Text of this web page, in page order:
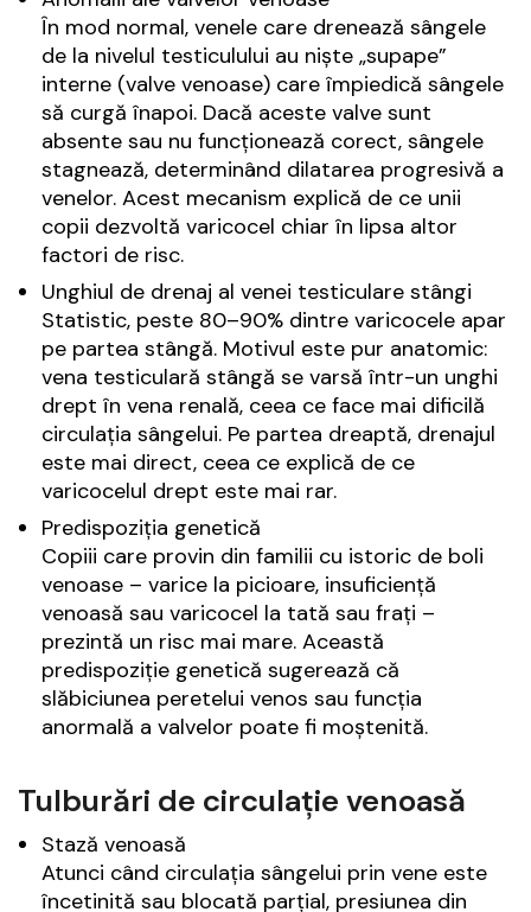
În mod normal, venele care drenează sângele
de la nivelul testiculului au niște „supape”
interne (valve venoase) care împiedică sângele
să curgă înapoi. Dacă aceste valve sunt
absente sau nu funcționează corect, sângele
stagnează, determinând dilatarea progresivă a
venelor. Acest mecanism explică de ce unii
copii dezvoltă varicocel chiar în lipsa altor
factori de risc.
Unghiul de drenaj al venei testiculare stângi
Statistic, peste 80–90% dintre varicocele apar
pe partea stângă. Motivul este pur anatomic:
vena testiculară stângă se varsă într-un unghi
drept în vena renală, ceea ce face mai dificilă
circulația sângelui. Pe partea dreaptă, drenajul
este mai direct, ceea ce explică de ce
varicocelul drept este mai rar.
Predispoziția genetică
Copiii care provin din familii cu istoric de boli
venoase – varice la picioare, insuficiență
venoasă sau varicocel la tată sau frați –
prezintă un risc mai mare. Această
predispoziție genetică sugerează că
slăbiciunea peretelui venos sau funcția
anormală a valvelor poate fi moștenită.
Tulburări de circulație venoasă
Stază venoasă
Atunci când circulația sângelui prin vene este
încetinită sau blocată parțial, presiunea din